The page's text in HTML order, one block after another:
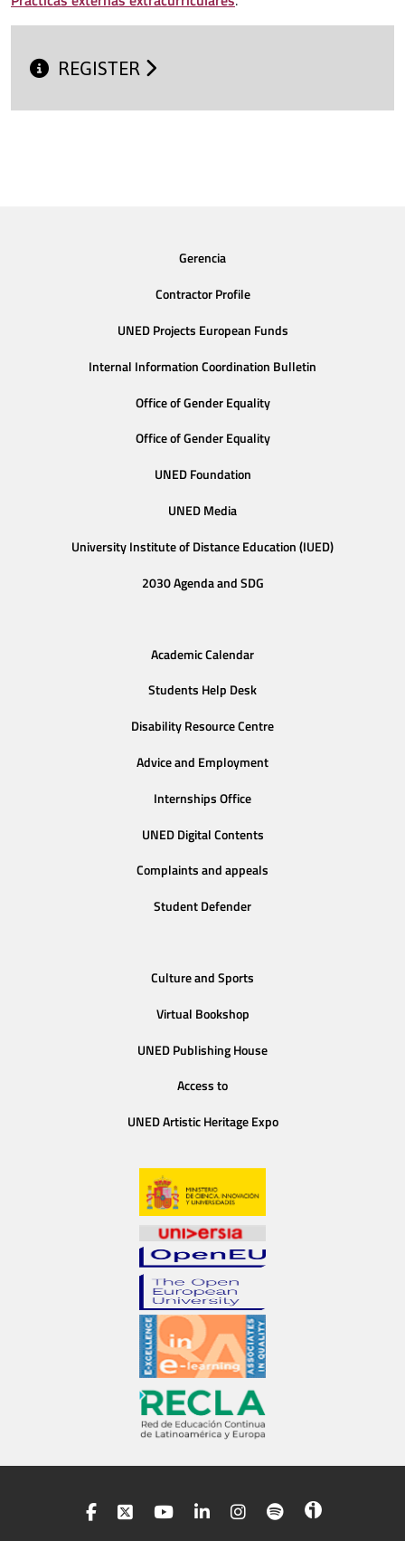
REGISTER
Gerencia
Contractor Profile
UNED Projects European Funds
Internal Information Coordination Bulletin
Office of Gender Equality
Office of Gender Equality
UNED Foundation
UNED Media
University Institute of Distance Education (IUED)
2030 Agenda and SDG
Academic Calendar
Students Help Desk
Disability Resource Centre
Advice and Employment
Internships Office
UNED Digital Contents
Complaints and appeals
Student Defender
Culture and Sports
Virtual Bookshop
UNED Publishing House
Access to
UNED Artistic Heritage Expo